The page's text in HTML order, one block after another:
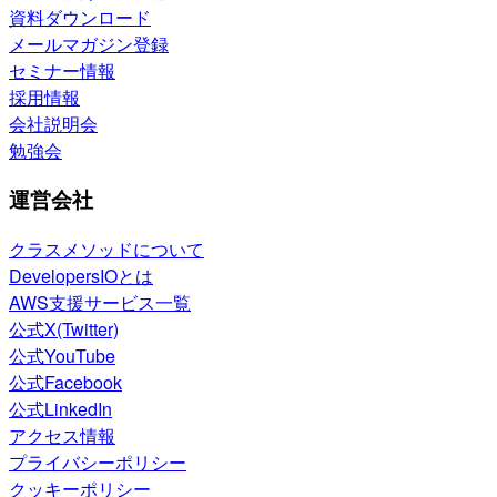
資料ダウンロード
メールマガジン登録
セミナー情報
採用情報
会社説明会
勉強会
運営会社
クラスメソッドについて
DevelopersIOとは
AWS支援サービス一覧
公式X(Twitter)
公式YouTube
公式Facebook
公式LinkedIn
アクセス情報
プライバシーポリシー
クッキーポリシー